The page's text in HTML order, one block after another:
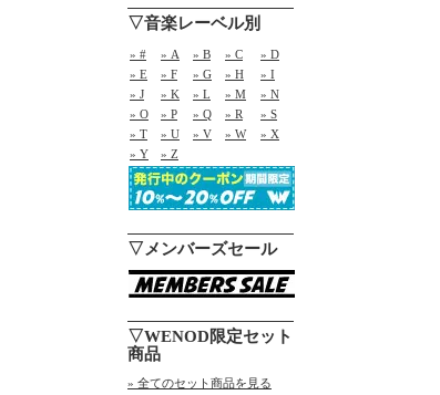
▽音楽レーベル別
» # » A » B » C
» D
» E
» F » G » H
» I
» J
» K » L » M
» N
» O
» P » Q » R
» S
» T
» U » V » W
» X
» Y
» Z
▽メンバーズセール
▽WENOD限定セット
商品
» 全てのセット商品を見る